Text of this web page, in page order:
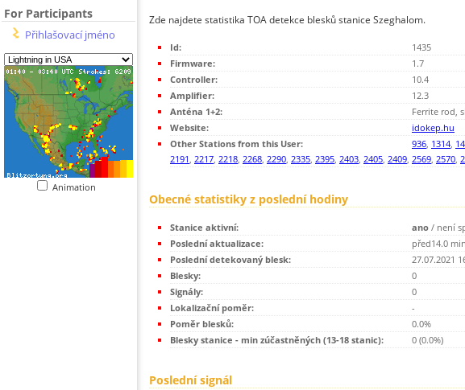
For Participants
Přihlašovací jméno
Animation
Zde najdete statistika TOA detekce blesků stanice Szeghalom.
Id:
1435
Firmware:
1.7
Controller:
10.4
Amplifier:
12.3
Anténa 1+2:
Ferrite rod,
Website:
idokep.hu
Other Stations from this User:
936, 1314,
2191, 2217, 2218, 2268, 2290, 2335, 2395, 2403, 2405, 2409, 2569, 2570,
Obecné statistiky z poslední hodiny
Stanice aktivní: ano / není
Poslední aktualizace:
před14.0
Poslední detekovaný blesk:
27.07.2021
Blesky:
0
Signály:
0
Lokalizační poměr:
-
Poměr blesků:
0.0%
Blesky stanice - min zúčastněných (13-18 stanic):
0 (0.0%)
Poslední signál